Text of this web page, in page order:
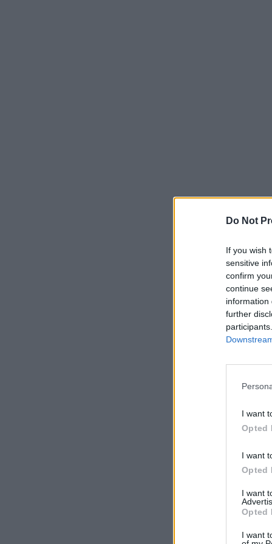
Do Not
If you wish
sensitive
confirm
continue
information
further
I want
Opted
I want
Opted
I want
Opted
I want